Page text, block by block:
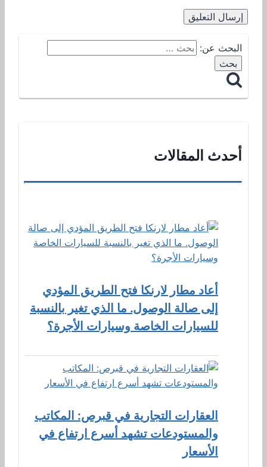
البحث عن:
أحدث المقالات
أعاد مطار لارنكا فتح الطريق المؤدي
إلى صالة الوصول. ما الذي تغير بالنسبة
للسيارات الخاصة وسيارات الأجرة؟
العقارات التجارية في قبرص: المكاتب
والمستودعات تشهد أسرع ارتفاع في
الأسعار